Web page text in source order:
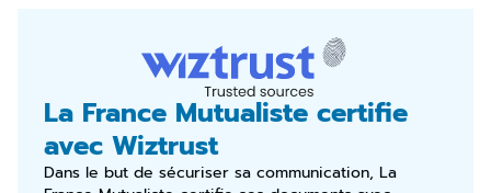
La France Mutualiste certifie
avec Wiztrust
Dans le but de sécuriser sa communication, La